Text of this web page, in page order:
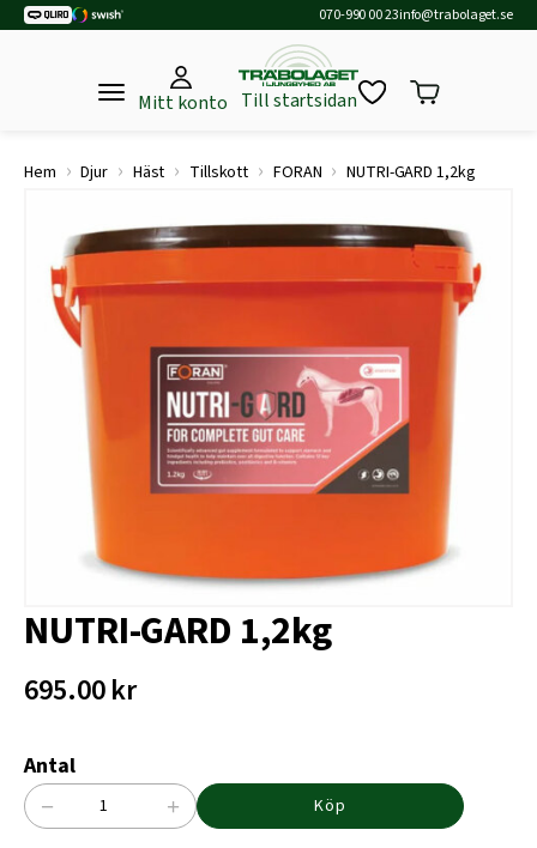
070-990 00 23info@trabolaget.se
Mitt konto Till startsidan
Hem › Djur › Häst › Tillskott › FORAN › NUTRI-GARD 1,2kg
NUTRI-GARD 1,2kg
695.00kr
Antal
NUTRI-
− + Köp